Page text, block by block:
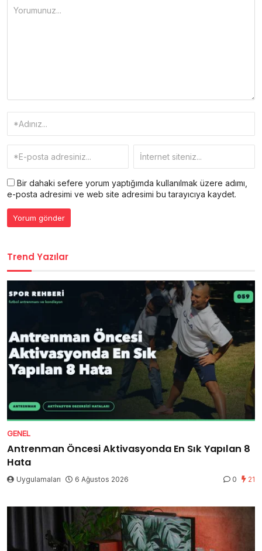
Bir dahaki sefere yorum yaptığımda kullanılmak üzere adımı,
e-posta adresimi ve web site adresimi bu tarayıcıya kaydet.
Trend Yazılar
GENEL
Antrenman Öncesi Aktivasyonda En Sık Yapılan 8
Hata
Uygulamaları 6 Ağustos 2026 0 21